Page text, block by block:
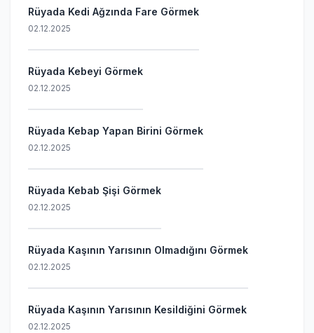
Rüyada Kedi Ağzında Fare Görmek
02.12.2025
Rüyada Kebeyi Görmek
02.12.2025
Rüyada Kebap Yapan Birini Görmek
02.12.2025
Rüyada Kebab Şişi Görmek
02.12.2025
Rüyada Kaşının Yarısının Olmadığını Görmek
02.12.2025
Rüyada Kaşının Yarısının Kesildiğini Görmek
02.12.2025